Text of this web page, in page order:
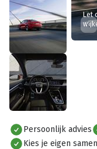
Alles bekijken
Let
Persoonlijk advies
Kies je eigen